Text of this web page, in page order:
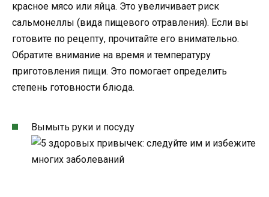
красное мясо или яйца. Это увеличивает риск
сальмонеллы (вида пищевого отравления). Если вы
готовите по рецепту, прочитайте его внимательно.
Обратите внимание на время и температуру
приготовления пищи. Это помогает определить
степень готовности блюда.
Вымыть руки и посуду